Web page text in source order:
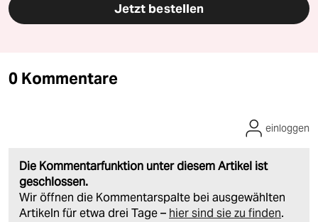
Jetzt bestellen
0 Kommentare
Die Kommentarfunktion unter diesem Artikel ist
geschlossen.
Wir öffnen die Kommentarspalte bei ausgewählten
Artikeln für etwa drei Tage – hier sind sie zu finden.
einloggen